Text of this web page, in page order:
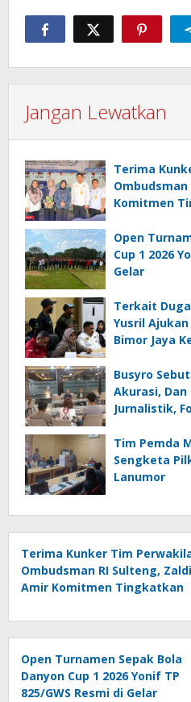
Jangan Lewatkan
Terima
Komitmen
Mal
Open
Cup 1 2026
Gelar
Terkait
Yusril
Bimor Jaya
Busyro
Akurasi,
Jurnalistik, Fondasi Utama Bangun
Tim Pemda
Sengketa
Lanumor
Terima Kunker Tim
Ombudsman RI Sulteng, Zaldi
Amir Komitmen Tingkatkan
Akuntabel Bebas Mal
Administrasi
Open Turnamen Sepak Bola
Danyon Cup 1 2026 Yonif TP
825/GWS Resmi di Gelar